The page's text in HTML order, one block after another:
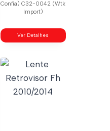
Confia) C32-0042 (Wtk
Import)
Ver Detalhes